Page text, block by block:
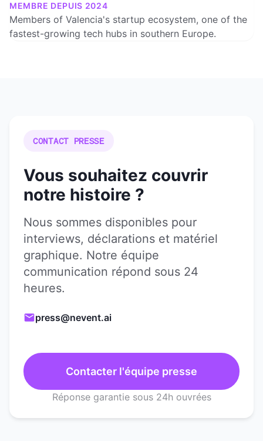
MEMBRE DEPUIS 2024
Members of Valencia's startup ecosystem, one of the
fastest-growing tech hubs in southern Europe.
CONTACT PRESSE
Vous souhaitez couvrir
notre histoire ?
Nous sommes disponibles pour
interviews, déclarations et matériel
graphique. Notre équipe
communication répond sous 24
heures.
press@nevent.ai
Contacter l'équipe presse
Réponse garantie sous 24h ouvrées